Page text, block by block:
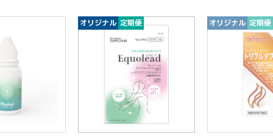
オリジナル 定期便 オリジナル 定期便